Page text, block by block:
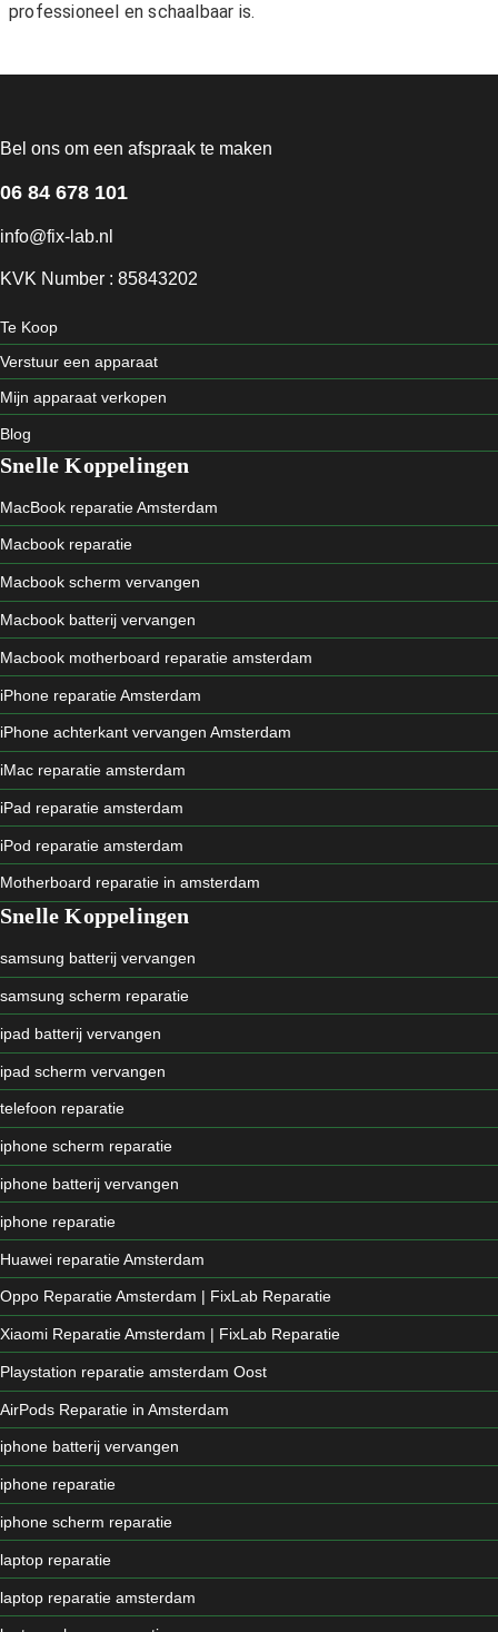
professioneel en schaalbaar is.
Bel ons om een afspraak te maken
06 84 678 101
info@fix-lab.nl
KVK Number : 85843202
Te Koop
Verstuur een apparaat
Mijn apparaat verkopen
Blog
Snelle Koppelingen
MacBook reparatie Amsterdam
Macbook reparatie
Macbook scherm vervangen
Macbook batterij vervangen
Macbook motherboard reparatie amsterdam
iPhone reparatie Amsterdam
iPhone achterkant vervangen Amsterdam
iMac reparatie amsterdam
iPad reparatie amsterdam
iPod reparatie amsterdam
Motherboard reparatie in amsterdam
Snelle Koppelingen
samsung batterij vervangen
samsung scherm reparatie
ipad batterij vervangen
ipad scherm vervangen
telefoon reparatie
iphone scherm reparatie
iphone batterij vervangen
iphone reparatie
Huawei reparatie Amsterdam
Oppo Reparatie Amsterdam | FixLab Reparatie
Xiaomi Reparatie Amsterdam | FixLab Reparatie
Playstation reparatie amsterdam Oost
AirPods Reparatie in Amsterdam
iphone batterij vervangen
iphone reparatie
iphone scherm reparatie
laptop reparatie
laptop reparatie amsterdam